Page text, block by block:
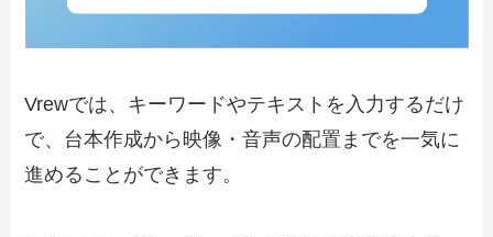
Vrewでは、キーワードやテキストを入力するだけ
で、台本作成から映像・音声の配置までを一気に
進めることができます。